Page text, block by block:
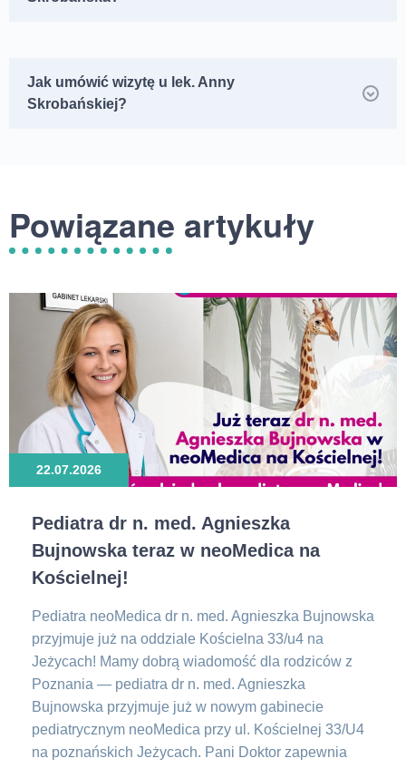
Jak umówić wizytę u lek. Anny
Skrobańskiej?
Powiązane artykuły
22.07.2026
Pediatra dr n. med. Agnieszka
Bujnowska teraz w neoMedica na
Kościelnej!
Pediatra neoMedica dr n. med. Agnieszka Bujnowska
przyjmuje już na oddziale Kościelna 33/u4 na
Jeżycach! Mamy dobrą wiadomość dla rodziców z
Poznania — pediatra dr n. med. Agnieszka
Bujnowska przyjmuje już w nowym gabinecie
pediatrycznym neoMedica przy ul. Kościelnej 33/U4
na poznańskich Jeżycach. Pani Doktor zapewnia